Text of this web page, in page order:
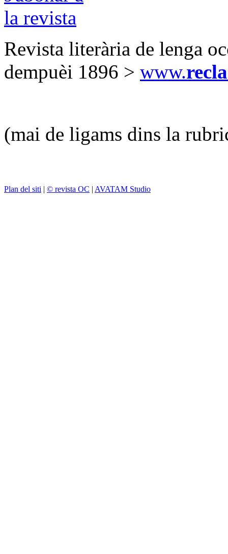
Revista literària de lenga
dempuèi 1896 > www.
(mai de ligams dins la
Plan del siti | © revista OC | AVATAM Studio